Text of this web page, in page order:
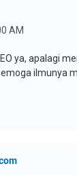
AM
ya, apalagi
ilmunya